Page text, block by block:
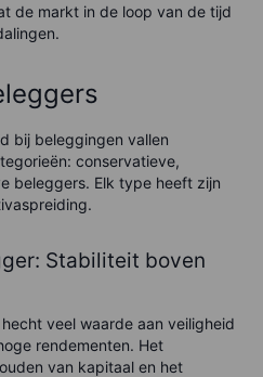
de markt in de loop van de tijd
bij beleggingen vallen
conservatieve,
beleggers. Elk type heeft zijn
Stabiliteit boven
veel waarde aan veiligheid
rendementen. Het
van kapitaal en het